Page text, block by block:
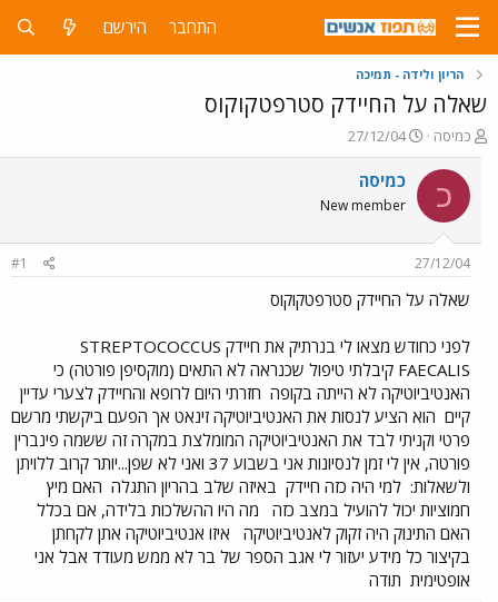
התחבר הירשם
הריון ולידה - תמיכה
שאלה על החיידק סטרפטקוקוס
פ
ו
ת
ח
ה
ש
א
כמיסה
פ
ו
ר
ם
ר
27/12/04
כ כמיסה
New member
27/12/04
#1
שאלה על החיידק סטרפטקוקוס
לפני כחודש מצאו לי בנרתיק את חיידק STREPTOCOCCUS
FAECALIS קיבלתי טיפול שכנראה לא התאים (מוקסיפן פורטה) כי
האנטיביוטיקה לא הייתה בקופה חזרתי היום לרופא והחיידק לצערי עדיין
קיים הוא הציע לנסות את האנטיביוטיקה זינאט אך הפעם ביקשתי מרשם
פרטי וקניתי לבד את האנטיביוטיקה המומלצת במקרה זה ששמה פינברין
פורטה, אין לי זמן לנסיונות אני בשבוע 37 ואני לא שפן...יותר קרוב ללויתן
ולשאלות: למי היה כזה חיידק באיזה שלב בהריון התגלה האם מיץ
חמוציות יכול להועיל במצב כזה
מה היו ההשלכות בלידה, אם בכלל
האם התינוק היה זקוק לאנטיביוטיקה
איזו אנטיביוטיקה אתן לקחתן
בקיצור כל מידע יעזור לי אגב הספר של בר לא ממש מעודד אבל אני
אופטימית תודה